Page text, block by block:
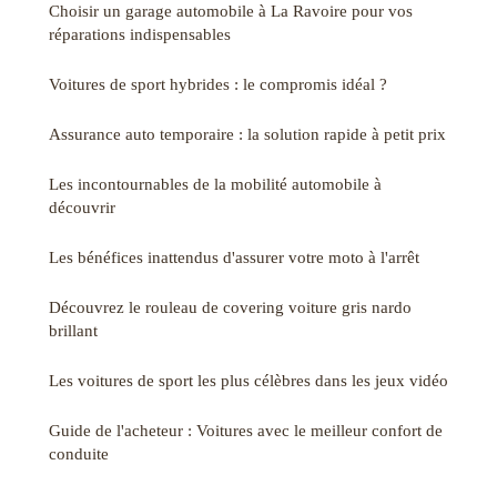
Choisir un garage automobile à La Ravoire pour vos
réparations indispensables
Voitures de sport hybrides : le compromis idéal ?
Assurance auto temporaire : la solution rapide à petit prix
Les incontournables de la mobilité automobile à
découvrir
Les bénéfices inattendus d'assurer votre moto à l'arrêt
Découvrez le rouleau de covering voiture gris nardo
brillant
Les voitures de sport les plus célèbres dans les jeux vidéo
Guide de l'acheteur : Voitures avec le meilleur confort de
conduite